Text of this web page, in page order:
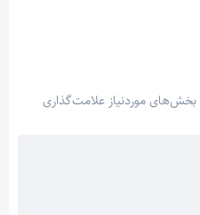
بخش‌های موردنیاز علامت‌گذاری